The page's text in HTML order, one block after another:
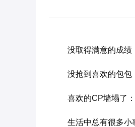
没取得满意的成绩
没抢到喜欢的包包
喜欢的CP墙塌了：
生活中总有很多小